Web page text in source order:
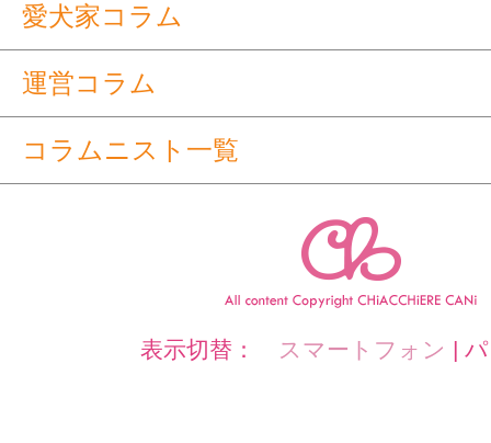
愛犬家コラム
運営コラム
コラムニスト一覧
表示切替： スマートフォン |